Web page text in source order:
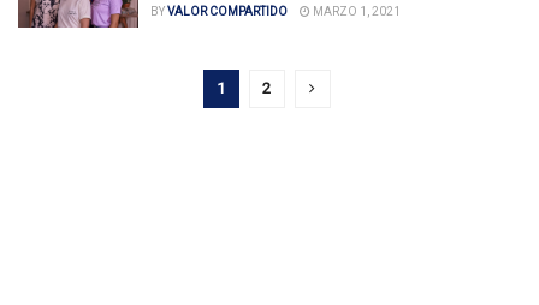
BYVALOR COMPARTIDO MARZO 1, 2021
1 2